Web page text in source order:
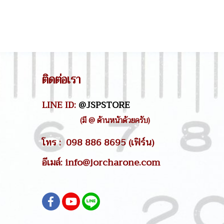
ติดต่อเรา
LINE ID:@JSPSTORE
(มี @ ด้านหน้าด้วยครับ)
โทร : 098 886 8695 (เฟิร์น)
อีเมล์: info@jorcharone.com